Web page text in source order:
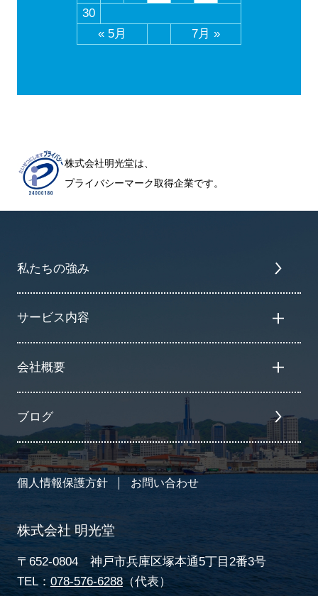
« 5月 7月 »
30
株式会社明光堂は、
プライバシーマーク取得企業です。
私たちの強み
サービス内容
会社概要
ブログ
個人情報保護方針 お問い合わせ
株式会社 明光堂
〒652-0804 神戸市兵庫区塚本通5丁目2番3号
TEL： 078-576-6288（代表）